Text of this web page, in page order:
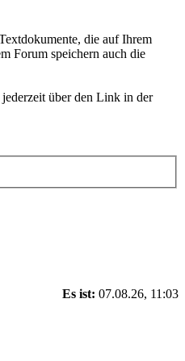
die auf Ihrem
Forum speichern auch die
über den Link in der
Es ist: 07.08.26, 11:03